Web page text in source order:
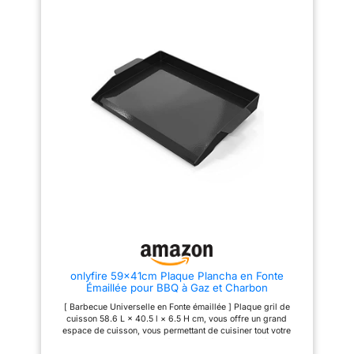
cuisine extérieure pour
une cuisine complète.
Vous pouvez faire des
crêpes, du bacon, des
sandwichs, des œufs, du
saumon, du fromage et
du poulet grillés, des
hamburgers, des
immédiatement. Fabriquée en
fonte de 5 mm d'épaisseur, la
poêle à griller pèse 2,2 kg et
s'adapte à de nombreux
barbecues à gaz et au charbon
de bois. PURE GRILL PLEASURE
| Avec une répartition uniforme
de la chaleur, la plaque de gril
immédiatement. NETTOYAGE
possède une gouttière sur le
côté lisse, à travers laquelle les
graisse / huile peuvent être
facilement « éliminés », pour
continuer à griller proprement
onlyfire 59x41cm Plaque Plancha en Fonte
Émaillée pour BBQ à Gaz et Charbon
[ Barbecue Universelle en Fonte émaillée ] Plaque gril de
cuisson 58.6 L × 40.5 l × 6.5 H cm, vous offre un grand
espace de cuisson, vous permettant de cuisiner tout votre